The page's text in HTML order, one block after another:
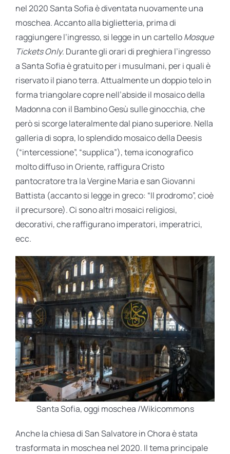
nel 2020 Santa Sofia è diventata nuovamente una
moschea. Accanto alla biglietteria, prima di
raggiungere l’ingresso, si legge in un cartelloMosque
Tickets Only. Durante gli orari di preghiera l’ingresso
a Santa Sofia è gratuito per i musulmani, per i quali è
riservato il piano terra. Attualmente un doppio telo in
forma triangolare copre nell’abside il mosaico della
Madonna con il Bambino Gesù sulle ginocchia, che
però si scorge lateralmente dal piano superiore. Nella
galleria di sopra, lo splendido mosaico della Deesis
(“intercessione”, “supplica”), tema iconografico
molto diffuso in Oriente, raffigura Cristo
pantocratore tra la Vergine Maria e san Giovanni
Battista (accanto si legge in greco: “Il prodromo”, cioè
il precursore). Ci sono altri mosaici religiosi,
decorativi, che raffigurano imperatori, imperatrici,
ecc.
Santa Sofia, oggi moschea /Wikicommons
Anche la chiesa di San Salvatore in Chora è stata
trasformata in moschea nel 2020. Il tema principale